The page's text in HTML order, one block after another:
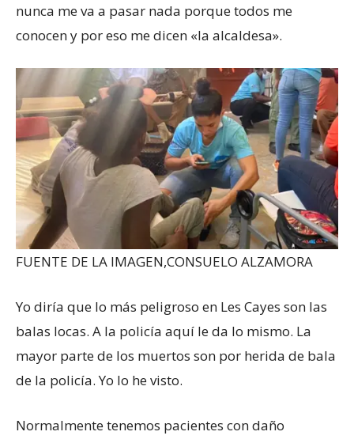
nunca me va a pasar nada porque todos me
conocen y por eso me dicen «la alcaldesa».
FUENTE DE LA IMAGEN,CONSUELO ALZAMORA
Yo diría que lo más peligroso en Les Cayes son las
balas locas. A la policía aquí le da lo mismo. La
mayor parte de los muertos son por herida de bala
de la policía. Yo lo he visto.
Normalmente tenemos pacientes con daño